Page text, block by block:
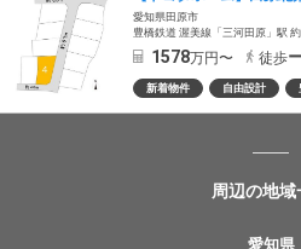
愛知県田原市
豊橋鉄道 渥美線「三河田原」駅
1578万円〜 徒歩
新着物件 自由設計
周辺の地域
愛知県